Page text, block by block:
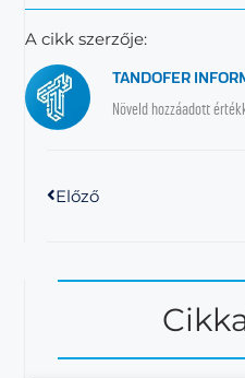
A cikk szerzője:
TANDOFER
Növeld hozzáadott
Előző